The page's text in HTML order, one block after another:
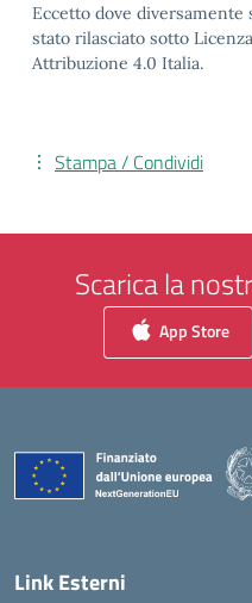
Eccetto dove diversamente
stato rilasciato sotto
Attribuzione 4.0 Italia.
Stampa / Condividi
Scarica la
App Store
Link Esterni